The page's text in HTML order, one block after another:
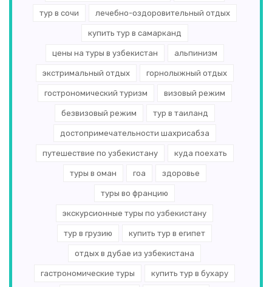
тур в сочи лечебно-оздоровительный отдых
купить тур в самарканд
цены на туры в узбекистан альпинизм
экстримальный отдых горнолыжный отдых
гострономический туризм визовый режим
безвизовый режим тур в таиланд
достопримечательности шахрисабза
путешествие по узбекистану куда поехать
туры в оман гоа здоровье
туры во францию
экскурсионные туры по узбекистану
тур в грузию купить тур в египет
отдых в дубае из узбекистана
гастрономические туры купить тур в бухару